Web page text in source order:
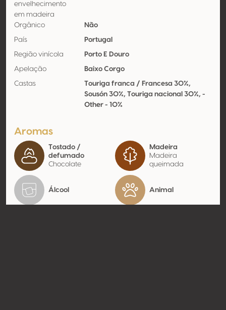
envelhecimento
em madeira
Orgânico Não
País Portugal
Região vinícola Porto E Douro
Apelação Baixo Corgo
Castas
Touriga franca / Francesa 30%,
Sousón 30%, Touriga nacional 30%, -
Other - 10%
Aromas
Tostado /
defumado
Chocolate
Madeira
Madeira
queimada
Álcool Animal